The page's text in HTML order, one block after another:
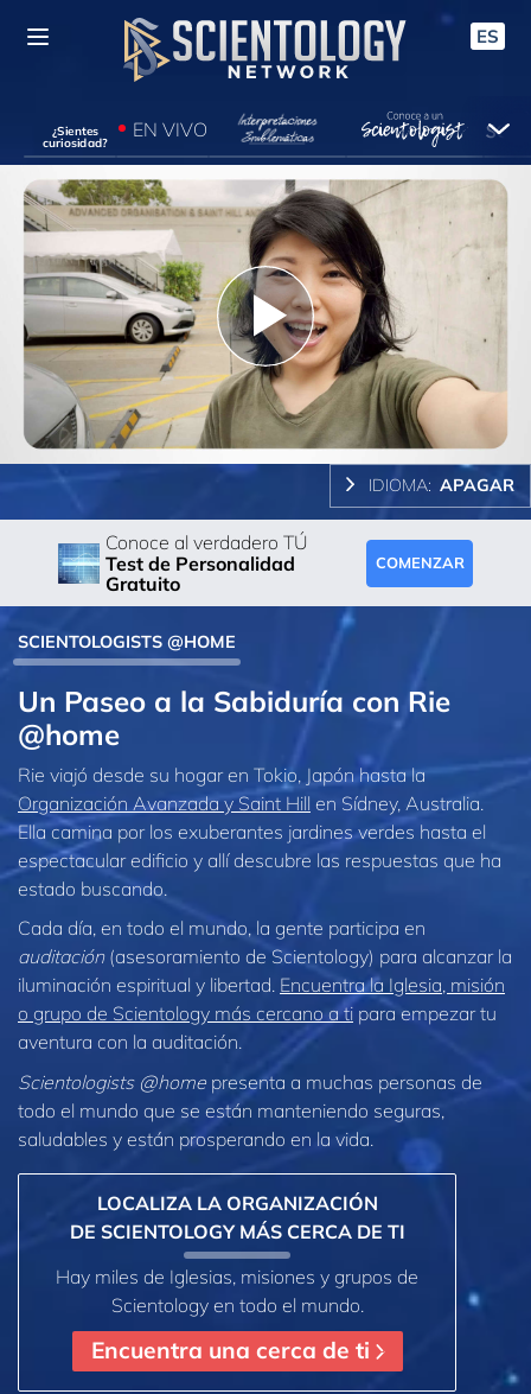
ES
¿Sientes
curiosidad?
EN VIVO
Play
Video
IDIOMA: APAGAR
Conoce al verdadero TÚ
Test de Personalidad
Gratuito
COMENZAR
SCIENTOLOGISTS @HOME
Un Paseo a la Sabiduría con Rie
@home
Rie viajó desde su hogar en Tokio, Japón hasta la
Organización Avanzada y Saint Hill en Sídney, Australia.
Ella camina por los exuberantes jardines verdes hasta el
espectacular edificio y allí descubre las respuestas que ha
estado buscando.
Cada día, en todo el mundo, la gente participa en
auditación(asesoramiento de Scientology) para alcanzar la
iluminación espiritual y libertad. Encuentra la Iglesia, misión
o grupo de Scientology más cercano a ti para empezar tu
aventura con la auditación.
Scientologists @homepresenta a muchas personas de
todo el mundo que se están manteniendo seguras,
saludables y están prosperando en la vida.
LOCALIZA LA ORGANIZACIÓN
DE SCIENTOLOGY MÁS CERCA DE TI
Hay miles de Iglesias, misiones y grupos de
Scientology en todo el mundo.
Encuentra una cerca de ti